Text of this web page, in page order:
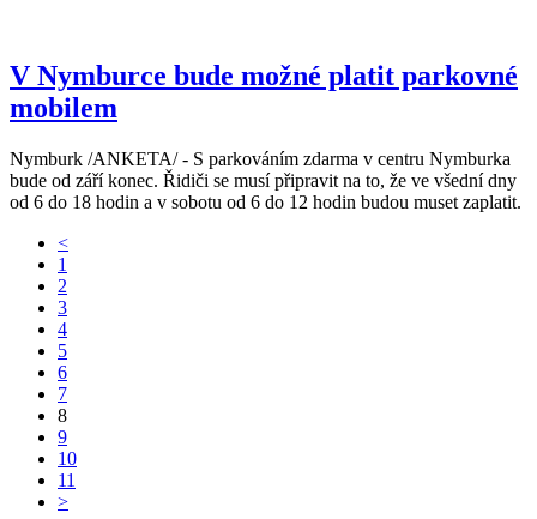
V Nymburce bude možné platit parkovné
mobilem
Nymburk /ANKETA/ - S parkováním zdarma v centru Nymburka
bude od září konec. Řidiči se musí připravit na to, že ve všední dny
od 6 do 18 hodin a v sobotu od 6 do 12 hodin budou muset zaplatit.
<
1
2
3
4
5
6
7
8
9
10
11
>